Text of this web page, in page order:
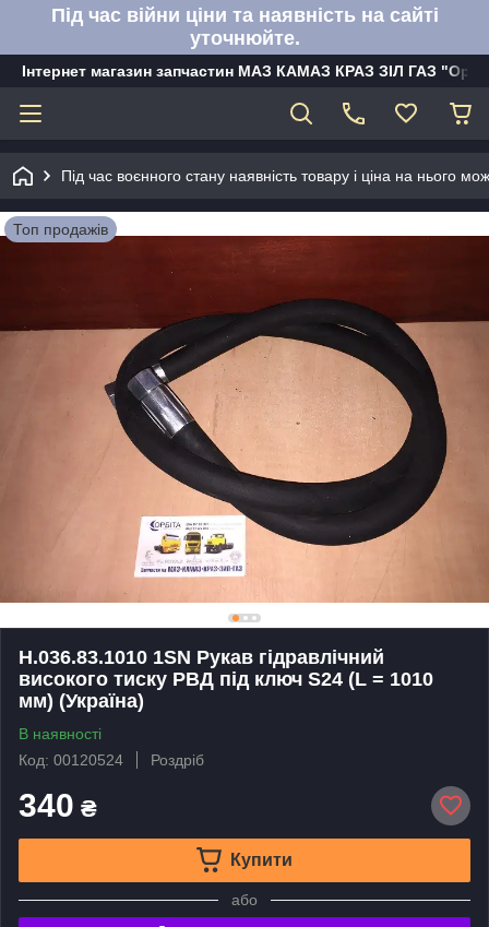
Під час війни ціни та наявність на сайті
уточнюйте.
Інтернет магазин запчастин МАЗ КАМАЗ КРАЗ ЗІЛ ГАЗ
Під час воєнного стану наявність товару і ціна на нього
Топ продажів
Н.036.83.1010 1SN Рукав гідравлічний
високого тиску РВД під ключ S24 (L = 1010
мм) (Україна)
В наявності
Код: 00120524
Роздріб
340 ₴
Купити
або